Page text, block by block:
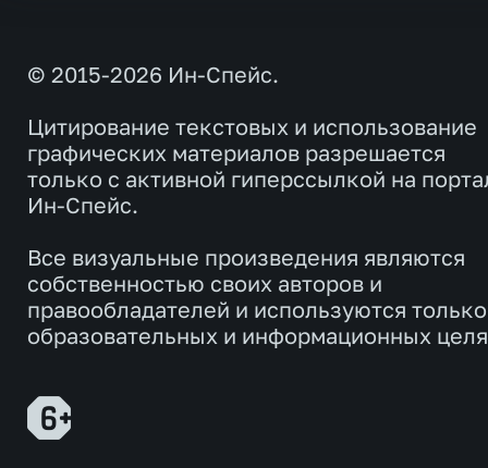
© 2015-2026 Ин-Спейс.
Цитирование текстовых и использование
графических материалов разрешается
только с активной гиперссылкой на
Ин-Спейс.
Все визуальные произведения являются
собственностью своих авторов и
правообладателей и используются
образовательных и информационных